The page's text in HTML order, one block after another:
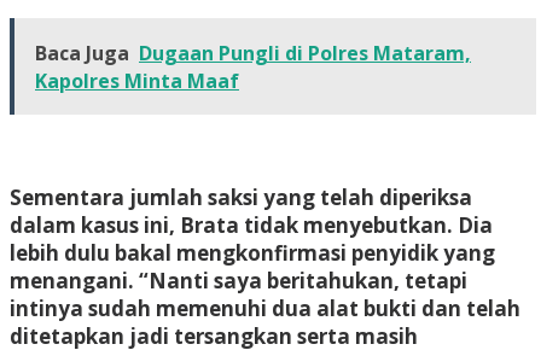
Baca Juga Dugaan Pungli di Polres Mataram,
Kapolres Minta Maaf
Sementara jumlah saksi yang telah diperiksa
dalam kasus ini, Brata tidak menyebutkan. Dia
lebih dulu bakal mengkonfirmasi penyidik yang
menangani. “Nanti saya beritahukan, tetapi
intinya sudah memenuhi dua alat bukti dan telah
ditetapkan jadi tersangkan serta masih